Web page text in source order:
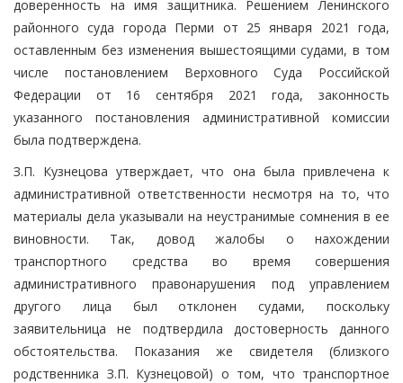
доверенность на имя защитника. Решением Ленинского
районного суда города Перми от 25 января 2021 года,
оставленным без изменения вышестоящими судами, в том
числе постановлением Верховного Суда Российской
Федерации от 16 сентября 2021 года, законность
указанного постановления административной комиссии
была подтверждена.
З.П. Кузнецова утверждает, что она была привлечена к
административной ответственности несмотря на то, что
материалы дела указывали на неустранимые сомнения в ее
виновности. Так, довод жалобы о нахождении
транспортного средства во время совершения
административного правонарушения под управлением
другого лица был отклонен судами, поскольку
заявительница не подтвердила достоверность данного
обстоятельства. Показания же свидетеля (близкого
родственника З.П. Кузнецовой) о том, что транспортное